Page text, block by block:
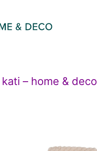
kati – home &